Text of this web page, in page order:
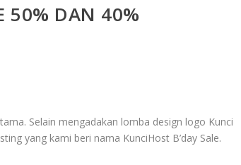
50% DAN 40%
Selain mengadakan lomba design logo Kunci
yang kami beri nama KunciHost B’day Sale.